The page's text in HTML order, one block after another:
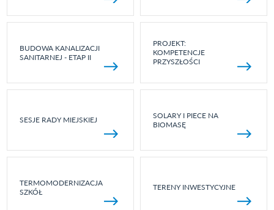
BUDOWA KANALIZACJI
SANITARNEJ - ETAP II
PROJEKT:
KOMPETENCJE
PRZYSZŁOŚCI
SESJE RADY MIEJSKIEJ
SOLARY I PIECE NA
BIOMASĘ
TERMOMODERNIZACJA
SZKÓŁ
TERENY INWESTYCYJNE